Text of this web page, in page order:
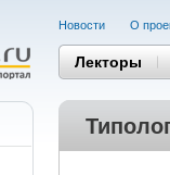
Новости О
Лекторы